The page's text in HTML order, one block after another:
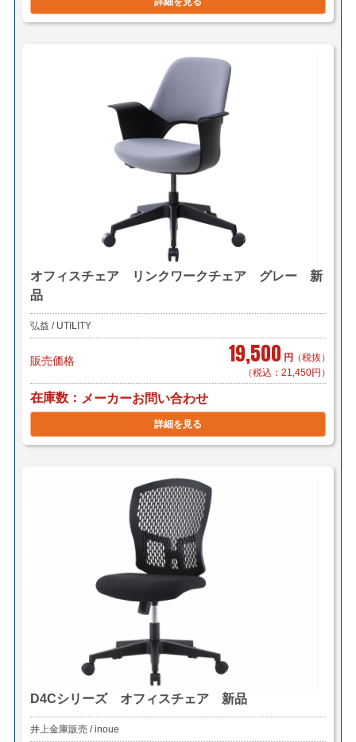
オフィスチェア リンクワークチェア グレー 新
品
弘益 / UTILITY
販売価格 19,500 円 （税抜）
（税込：21,450円）
在庫数 メーカーお問い合わせ
詳細を見る
D4Cシリーズ オフィスチェア 新品
井上金庫販売 / inoue